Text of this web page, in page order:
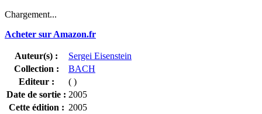
Chargement...
Acheter sur Amazon.fr
Auteur(s) :
Sergei Eisenstein
Collection :
BACH
Editeur :
( )
Date de sortie : 2005
Cette édition : 2005